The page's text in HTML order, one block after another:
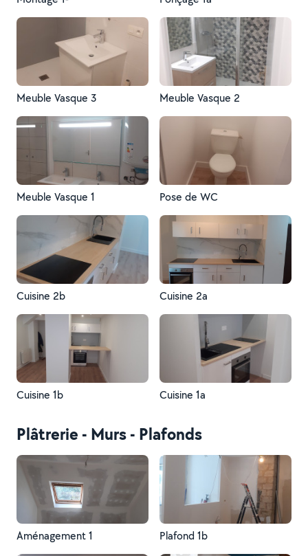
Meuble Vasque 3 Meuble Vasque 2
Meuble Vasque 1 Pose de WC
Cuisine 2b Cuisine 2a
Cuisine 1b Cuisine 1a
Plâtrerie - Murs - Plafonds
Aménagement 1 Plafond 1b